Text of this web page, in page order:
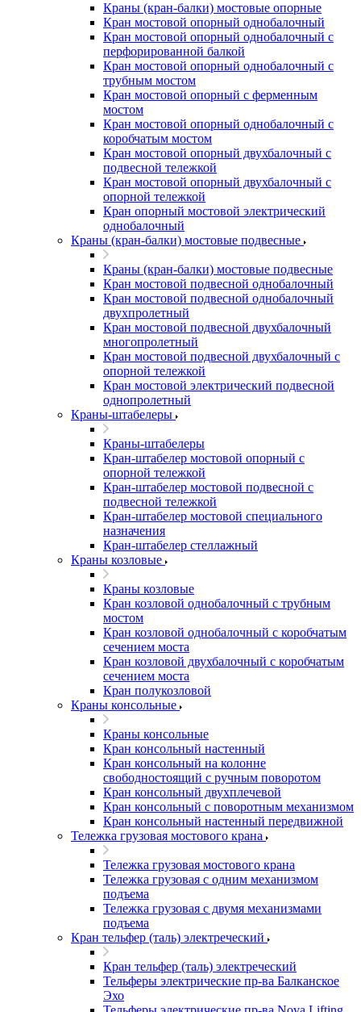
Краны (кран-балки) мостовые опорные
Кран мостовой опорный однобалочный
Кран мостовой опорный однобалочный с
перфорированной балкой
Кран мостовой опорный однобалочный с
трубным мостом
Кран мостовой опорный с ферменным
мостом
Кран мостовой опорный однобалочный с
коробчатым мостом
Кран мостовой опорный двухбалочный с
подвесной тележкой
Кран мостовой опорный двухбалочный с
опорной тележкой
Кран опорный мостовой электрический
однобалочный
Краны (кран-балки) мостовые подвесные
Краны (кран-балки) мостовые подвесные
Кран мостовой подвесной однобалочный
Кран мостовой подвесной однобалочный
двухпролетный
Кран мостовой подвесной двухбалочный
многопролетный
Кран мостовой подвесной двухбалочный с
опорной тележкой
Кран мостовой электрический подвесной
однопролетный
Краны-штабелеры
Краны-штабелеры
Кран-штабелер мостовой опорный с
опорной тележкой
Кран-штабелер мостовой подвесной с
подвесной тележкой
Кран-штабелер мостовой специального
назначения
Кран-штабелер стеллажный
Краны козловые
Краны козловые
Кран козловой однобалочный с трубным
мостом
Кран козловой однобалочный с коробчатым
сечением моста
Кран козловой двухбалочный с коробчатым
сечением моста
Кран полукозловой
Краны консольные
Краны консольные
Кран консольный настенный
Кран консольный на колонне
свободностоящий с ручным поворотом
Кран консольный двухплечевой
Кран консольный с поворотным механизмом
Кран консольный настенный передвижной
Тележка грузовая мостового крана
Тележка грузовая мостового крана
Тележка грузовая с одним механизмом
подъема
Тележка грузовая с двумя механизмами
подъема
Кран тельфер (таль) электреческий
Кран тельфер (таль) электреческий
Тельферы электрические пр-ва Балканское
Эхо